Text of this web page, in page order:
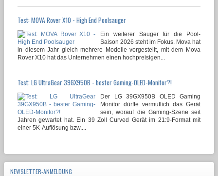
Test: MOVA Rover X10 - High End Poolsauger
Ein weiterer Sauger für die Pool-
Saison 2026 steht im Fokus. Mova hat
in diesem Jahr gleich mehrere Modelle vorgestellt, mit dem Mova
Rover X10 hat das Unternehmen einen hochpreisigen...
Test: LG UltraGear 39GX950B - bester Gaming-OLED-Monitor?!
Der LG 39GX950B OLED Gaming
Monitor dürfte vermutlich das Gerät
sein, worauf die Gaming-Szene seit
Jahren gewartet hat. Ein 39 Zoll Curved Gerät im 21:9-Format mit
einer 5K-Auflösung bzw....
NEWSLETTER-ANMELDUNG